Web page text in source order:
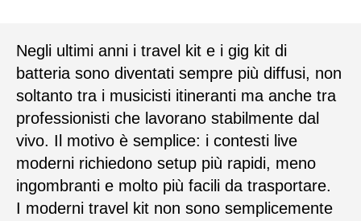
Negli ultimi anni i travel kit e i gig kit di
batteria sono diventati sempre più diffusi, non
soltanto tra i musicisti itineranti ma anche tra
professionisti che lavorano stabilmente dal
vivo. Il motivo è semplice: i contesti live
moderni richiedono setup più rapidi, meno
ingombranti e molto più facili da trasportare.
I moderni travel kit non sono semplicemente